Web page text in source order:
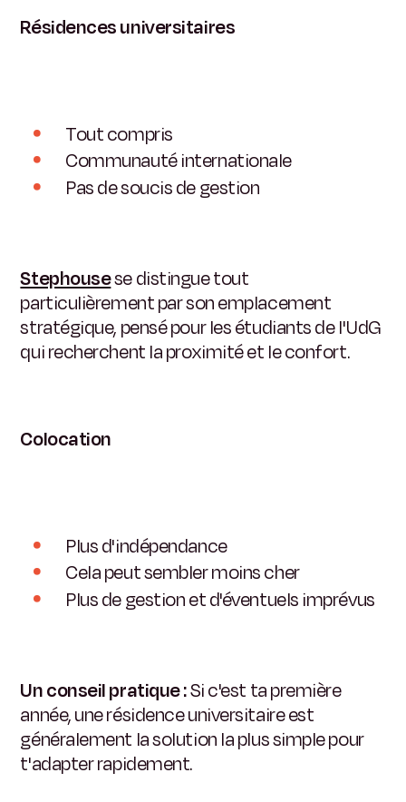
Résidences universitaires
Tout compris
Communauté internationale
Pas de soucis de gestion
Stephousese distingue tout
particulièrement par son emplacement
stratégique, pensé pour les étudiants de l'UdG
qui recherchent la proximité et le confort.
Colocation
Plus d'indépendance
Cela peut sembler moins cher
Plus de gestion et d'éventuels imprévus
Un conseil pratique :Si c'est ta première
année, une résidence universitaire est
généralement la solution la plus simple pour
t'adapter rapidement.